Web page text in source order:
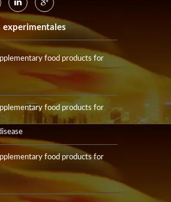
experimentales
food products for
food products for
food products for